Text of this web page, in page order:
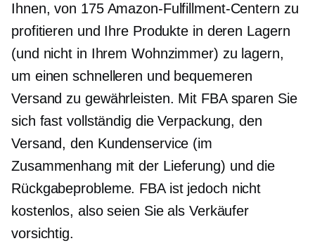
Ihnen, von 175 Amazon-Fulfillment-Centern zu
profitieren und Ihre Produkte in deren Lagern
(und nicht in Ihrem Wohnzimmer) zu lagern,
um einen schnelleren und bequemeren
Versand zu gewährleisten. Mit FBA sparen Sie
sich fast vollständig die Verpackung, den
Versand, den Kundenservice (im
Zusammenhang mit der Lieferung) und die
Rückgabeprobleme. FBA ist jedoch nicht
kostenlos, also seien Sie als Verkäufer
vorsichtig.